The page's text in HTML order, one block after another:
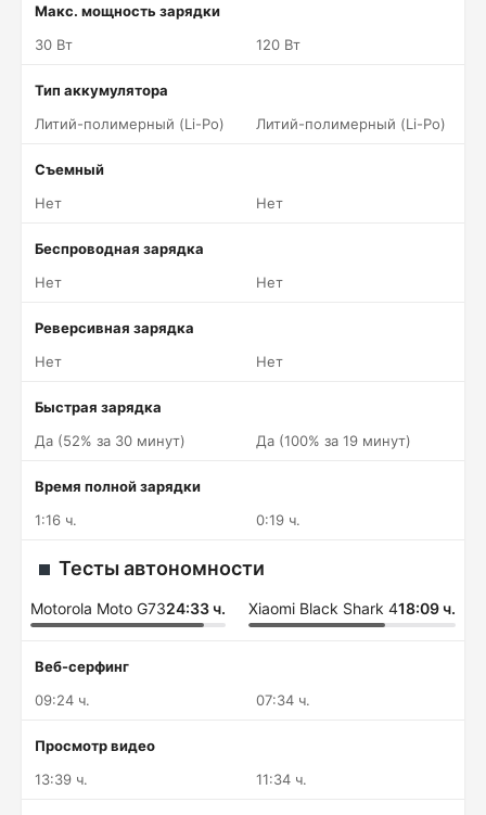
Макс. мощность зарядки
30 Вт
120 Вт
Тип аккумулятора
Литий-полимерный (Li-Po)
Литий-полимерный (Li-Po)
Съемный
Нет
Нет
Беспроводная зарядка
Нет
Нет
Реверсивная зарядка
Нет
Нет
Быстрая зарядка
Да (52% за 30 минут)
Да (100% за 19 минут)
Время полной зарядки
1:16 ч.
0:19 ч.
Тесты автономности
Motorola Moto G7324:33 ч. Xiaomi Black Shark 418:09 ч.
Веб-серфинг
09:24 ч.
07:34 ч.
Просмотр видео
13:39 ч.
11:34 ч.